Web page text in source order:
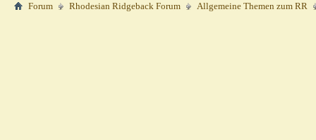
Forum Rhodesian Ridgeback Forum Allgemeine Themen zum RR